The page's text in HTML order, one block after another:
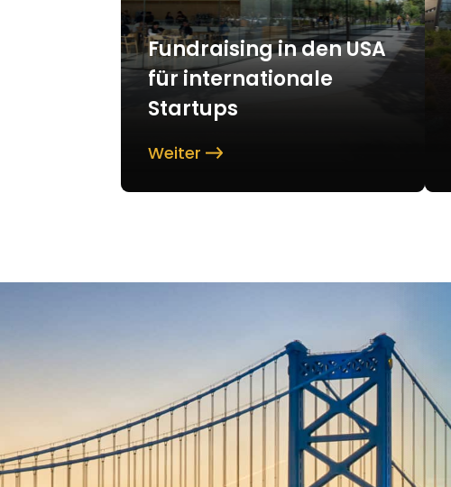
Fundraising in den USA
für internationale
Startups
Weiter